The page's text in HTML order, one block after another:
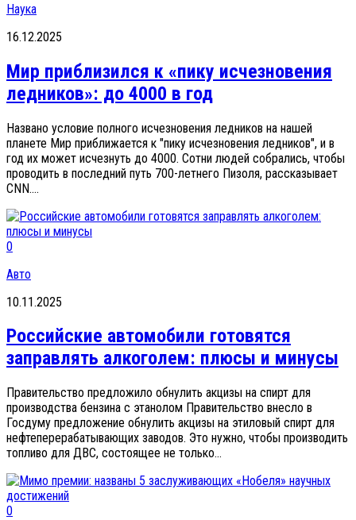
Наука
16.12.2025
Мир приблизился к «пику исчезновения
ледников»: до 4000 в год
Названо условие полного исчезновения ледников на нашей
планете Мир приближается к "пику исчезновения ледников", и в
год их может исчезнуть до 4000. Сотни людей собрались, чтобы
проводить в последний путь 700-летнего Пизоля, рассказывает
CNN....
0
Авто
10.11.2025
Российские автомобили готовятся
заправлять алкоголем: плюсы и минусы
Правительство предложило обнулить акцизы на спирт для
производства бензина с этанолом Правительство внесло в
Госдуму предложение обнулить акцизы на этиловый спирт для
нефтеперерабатывающих заводов. Это нужно, чтобы производить
топливо для ДВС, состоящее не только...
0